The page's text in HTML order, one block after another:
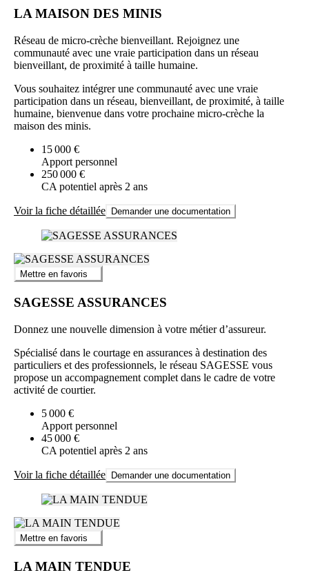
LA MAISON DES MINIS
Réseau de micro-crèche bienveillant. Rejoignez une
communauté avec une vraie participation dans un réseau
bienveillant, de proximité à taille humaine.
Vous souhaitez intégrer une communauté avec une vraie
participation dans un réseau, bienveillant, de proximité, à taille
humaine, bienvenue dans votre prochaine micro-crèche la
maison des minis.
15 000 €
Apport personnel
250 000 €
CA potentiel après 2 ans
Voir la fiche détaillée Demander une documentation
Mettre en favoris
SAGESSE ASSURANCES
Donnez une nouvelle dimension à votre métier d’assureur.
Spécialisé dans le courtage en assurances à destination des
particuliers et des professionnels, le réseau SAGESSE vous
propose un accompagnement complet dans le cadre de votre
activité de courtier.
5 000 €
Apport personnel
45 000 €
CA potentiel après 2 ans
Voir la fiche détaillée Demander une documentation
Mettre en favoris
LA MAIN TENDUE